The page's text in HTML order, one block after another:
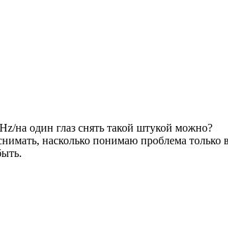
на один глаз снять такой штукой можно?
насколько понимаю проблема только